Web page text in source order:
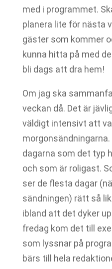
med i programmet.
planera lite för nästa
gäster som kommer
kunna hitta på med
bli dags att dra hem!
Om jag ska
veckan då. Det är
väldigt intensivt att
dagarna som det typ
och som är roligast.
ser de flesta dagar
sändningen) rätt så
ibland att det dyker
fredag kom det till
som lyssnar på
bärs till hela